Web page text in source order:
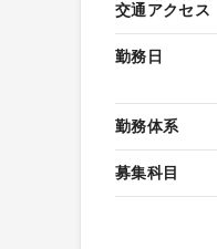
交通アクセス
勤務日
勤務体系
募集科目